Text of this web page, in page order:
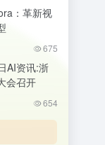
：革新视
675
AI资讯:浙
会召开
654